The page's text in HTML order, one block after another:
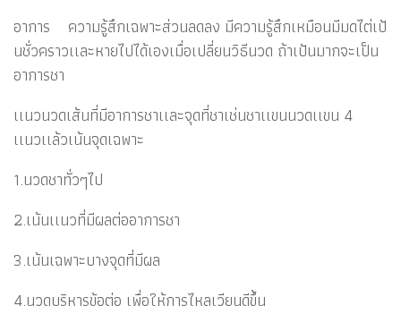
อาการ ความรู้สึกเฉพาะส่วนลดลง มีความรู้สึกเหมือนมีมดไต่เป้
นชั่วคราวเเละหายไปได้เองเมื่อเปลี่ยนวิธีนวด ถ้าเป้นมากจะเป็น
อาการชา
เเนวนวดเส้นที่มีอาการชาเเละจุดที่ชาเช่นชาเเขนนวดเเขน 4
เเนวเเล้วเน้นจุดเฉพาะ
1.นวดชาทั่วๆไป
2.เน้นเเนวที่มีผลต่ออาการชา
3.เน้นเฉพาะบางจุดที่มีผล
4.นวดบริหารข้อต่อ เพื่อให้การไหลเวียนดีขึ้น